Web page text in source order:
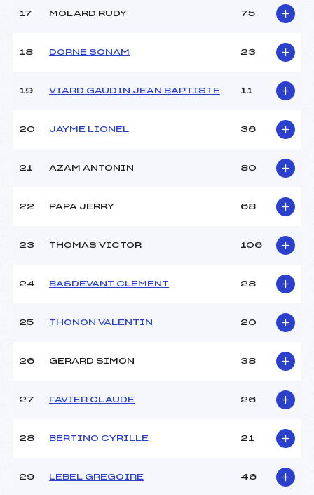
17 MOLARD RUDY 75
18 DORNE SONAM 23
19 VIARD GAUDIN JEAN BAPTISTE 11
20 JAYME LIONEL 36
21 AZAM ANTONIN 80
22 PAPA JERRY 68
23 THOMAS VICTOR 106
24 BASDEVANT CLEMENT 28
25 THONON VALENTIN 20
26 GERARD SIMON 38
27 FAVIER CLAUDE 26
28 BERTINO CYRILLE 21
29 LEBEL GREGOIRE 46